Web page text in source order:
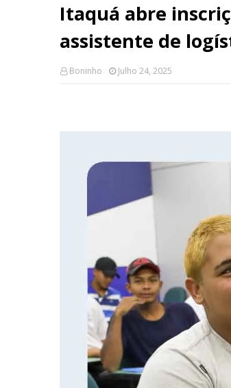
Itaquá abre
assistente de
Boninho Julho 24, 2025